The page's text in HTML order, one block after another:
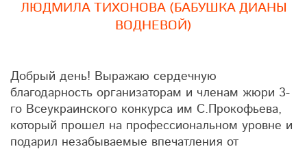
ЛЮДМИЛА ТИХОНОВА (БАБУШКА ДИАНЫ
ВОДНЕВОЙ)
Добрый день! Выражаю сердечную
благодарность организаторам и членам жюри 3-
го Всеукраинского конкурса им С.Прокофьева,
который прошел на профессиональном уровне и
подарил незабываемые впечатления от